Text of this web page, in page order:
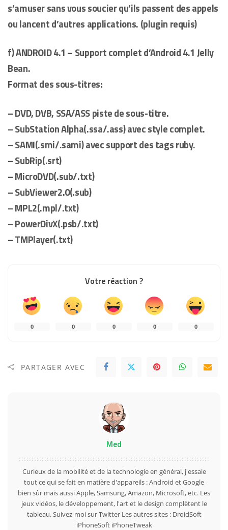
s’amuser sans vous soucier qu’ils passent des appels
ou lancent d’autres applications. (plugin requis)
f) ANDROID 4.1 – Support complet d’Android 4.1 Jelly
Bean.
Format des sous-titres:
– DVD, DVB, SSA/ASS piste de sous-titre.
– SubStation Alpha(.ssa/.ass) avec style complet.
– SAMI(.smi/.sami) avec support des tags ruby.
– SubRip(.srt)
– MicroDVD(.sub/.txt)
– SubViewer2.0(.sub)
– MPL2(.mpl/.txt)
– PowerDivX(.psb/.txt)
– TMPlayer(.txt)
Votre réaction ?
0 0 0 0 0
PARTAGER AVEC
Med
Curieux de la mobilité et de la technologie en général, j'essaie
tout ce qui se fait en matière d'appareils : Android et Google
bien sûr mais aussi Apple, Samsung, Amazon, Microsoft, etc. Les
jeux vidéos, le développement, l'art et le design complètent le
tableau. Suivez-moi surTwitterLes autres sites : DroidSoft
iPhoneSoft iPhoneTweak